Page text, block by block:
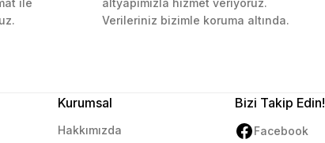
ile
altyapımızla hizmet veriyoruz.
Verileriniz bizimle koruma altında.
Kurumsal
Hakkımızda
Bizi Takip Edin!
Facebook